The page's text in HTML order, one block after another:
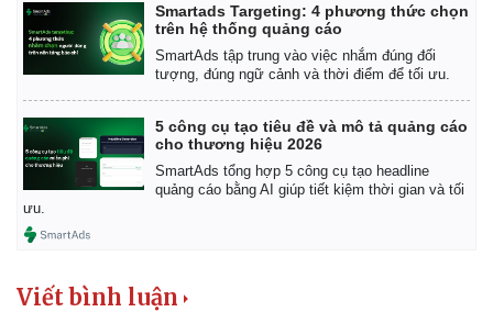
Smartads Targeting: 4 phương thức chọn
trên hệ thống quảng cáo
SmartAds tập trung vào việc nhắm đúng đối
tượng, đúng ngữ cảnh và thời điểm để tối ưu.
5 công cụ tạo tiêu đề và mô tả quảng cáo
cho thương hiệu 2026
SmartAds tổng hợp 5 công cụ tạo headline
quảng cáo bằng AI giúp tiết kiệm thời gian và tối
ưu.
Viết bình luận